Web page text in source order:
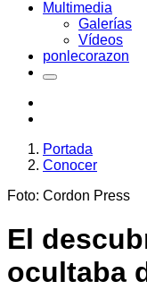
Multimedia
Galerías
Vídeos
ponlecorazon
Portada
Conocer
Foto: Cordon Press
El
ocultaba